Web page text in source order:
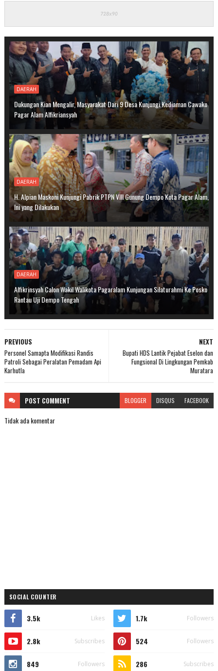
DAERAH
Dukungan Kian Mengalir, Masyarakat Dari 9 Desa Kunjungi Kediaman Cawako
Pagar Alam Alfikriansyah
DAERAH
H. Alpian Maskoni Kunjungi Pabrik PTPN VIII Gunung Dempo Kota Pagar Alam,
Ini yang Dilakukan
DAERAH
Alfikrinsyah Calon Wakil Walikota Pagaralam Kunjungan Silaturahmi Ke Posko
Rantau Uji Dempo Tengah
NEXT
Bupati HDS Lantik Pejabat Eselon dan
Fungsional Di Lingkungan Pemkab
Muratara
PREVIOUS
Personel Samapta Modifikasi Randis
Patroli Sebagai Peralatan Pemadam Api
Karhutla
POST COMMENT BLOGGER DISQUS FACEBOOK
Tidak ada komentar
SOCIAL COUNTER
3.5k Likes 1.7k Followers
2.8k Subscribes 524 Followers
849 Followers 286 Subscribes